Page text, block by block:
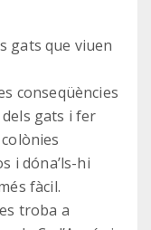
gats que viuen
conseqüències
gats i fer
i dóna’ls-hi
fàcil.
troba a